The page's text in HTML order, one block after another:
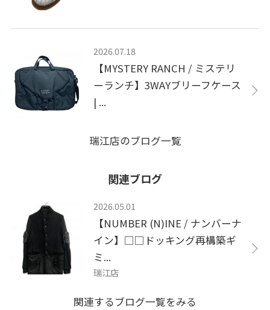
2026.07.18
【MYSTERY RANCH / ミステリ
ーランチ】3WAYブリーフケース
| ...
瑞江店のブログ一覧
関連ブログ
2026.05.01
【NUMBER (N)INE / ナンバーナ
イン】□□ドッキング再構築ギ
ミ...
瑞江店
関連するブログ一覧をみる